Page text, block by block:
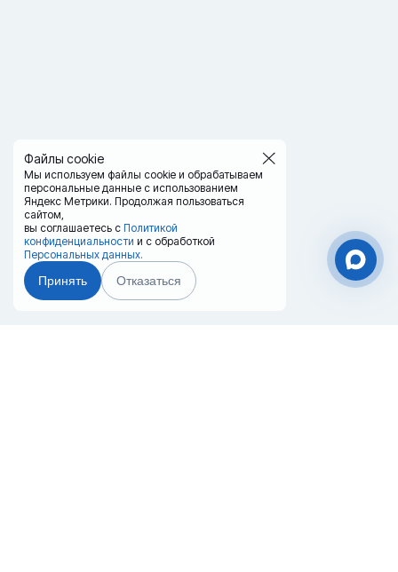
Файлы cookie
Мы используем файлы cookie и обрабатываем
персональные данные с использованием
Яндекс Метрики. Продолжая пользоваться
сайтом,
вы соглашаетесь с Политикой
конфиденциальности и с обработкой
Персональных данных.
Принять Отказаться